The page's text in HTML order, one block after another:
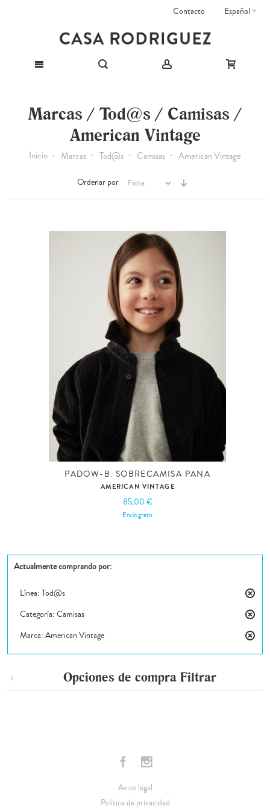
Español
Contacto
Marcas / Tod@s / Camisas /
American Vintage
Inicio Marcas Tod@s Camisas American Vintage
Ordenar por
PADOW-B. SOBRECAMISA PANA
AMERICAN VINTAGE
85,00 €
Envío gratis
Actualmente comprando por:
este
Línea: Tod@s
este
Categoría: Camisas
este
Marca: American Vintage
Opciones de compra Filtrar
Aviso legal
Política de privacidad